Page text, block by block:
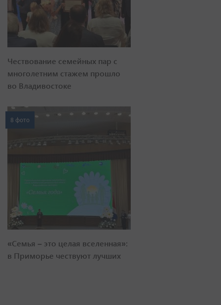
Чествование семейных пар с
многолетним стажем прошло
во Владивостоке
8 фото
«Семья – это целая вселенная»:
в Приморье чествуют лучших